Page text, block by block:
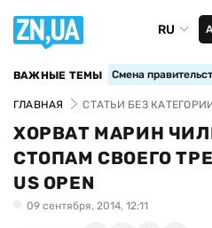
RU
ВАЖНЫЕ ТЕМЫ Смена
ГЛАВНАЯ СТАТЬИ БЕЗ
ХОРВАТ МАРИН
СТОПАМ СВОЕГО
US OPEN
09 сентября, 2014, 12:11